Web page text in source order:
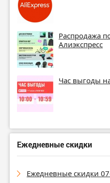
Распродажа
Алиэкспресс
Час выгоды
Ежедневные скидки
Ежедневные скидки